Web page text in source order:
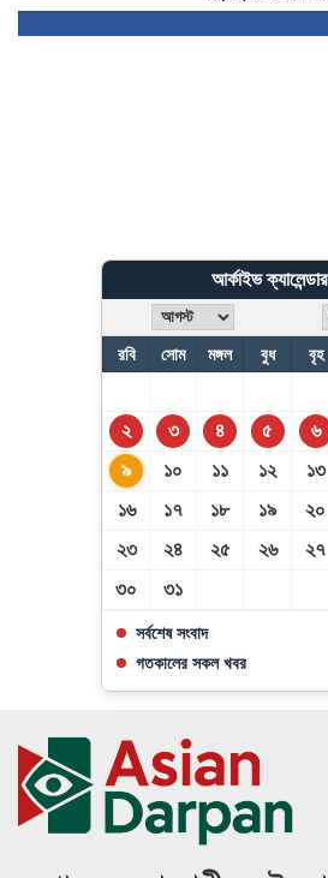
আর্কাইভ ক্যালেন্ডার
রবি সোম মঙ্গল বুধ বৃহ
২
৩ ৪ ৫ ৬
৯
১০ ১১ ১২ ১৩
১৬
১৭ ১৮ ১৯ ২০
২৩
২৪ ২৫ ২৬ ২৭
৩০
৩১
সর্বশেষ সংবাদ
গতকালের সকল খবর